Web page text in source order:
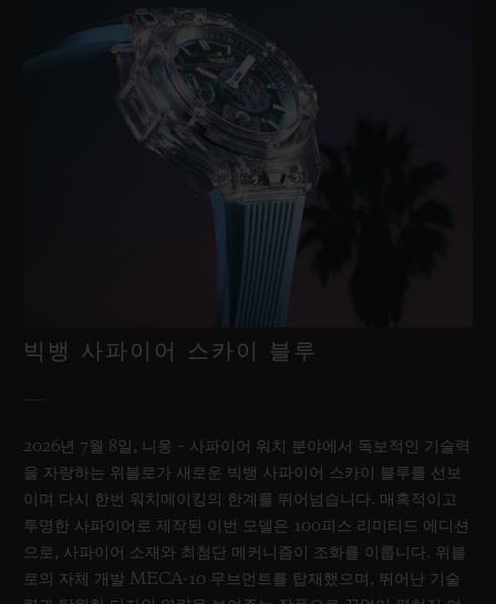
빅뱅 사파이어 스카이 블루
2026년 7월 8일, 니옹 – 사파이어 워치 분야에서 독보적인 기술력
을 자랑하는 위블로가 새로운 빅뱅 사파이어 스카이 블루를 선보
이며 다시 한번 워치메이킹의 한계를 뛰어넘습니다. 매혹적이고
투명한 사파이어로 제작된 이번 모델은 100피스 리미티드 에디션
으로, 사파이어 소재와 최첨단 메커니즘이 조화를 이룹니다. 위블
로의 자체 개발 MECA-10 무브먼트를 탑재했으며, 뛰어난 기술